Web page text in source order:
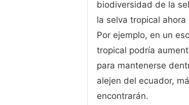
biodiversidad de la
la selva tropical
Por ejemplo, en un
tropical podría
para mantenerse
alejen del ecuador,
encontrarán.